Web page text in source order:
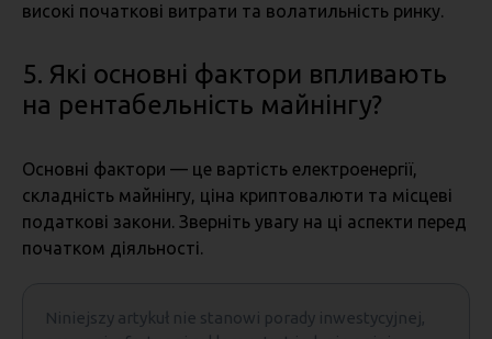
високі початкові витрати та волатильність ринку.
5. Які основні фактори впливають
на рентабельність майнінгу?
Основні фактори — це вартість електроенергії,
складність майнінгу, ціна криптовалюти та місцеві
податкові закони. Зверніть увагу на ці аспекти перед
початком діяльності.
Niniejszy artykuł nie stanowi porady inwestycyjnej,